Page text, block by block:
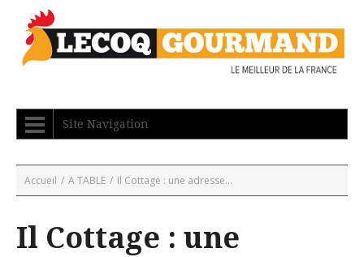
Site Navigation
Accueil / A TABLE / Il Cottage : une adresse...
Il Cottage : une